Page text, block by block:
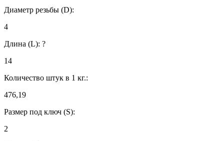
Диаметр резьбы (D):
4
Длина (L): ?
14
Количество штук в 1 кг.:
476,19
Размер под ключ (S):
2